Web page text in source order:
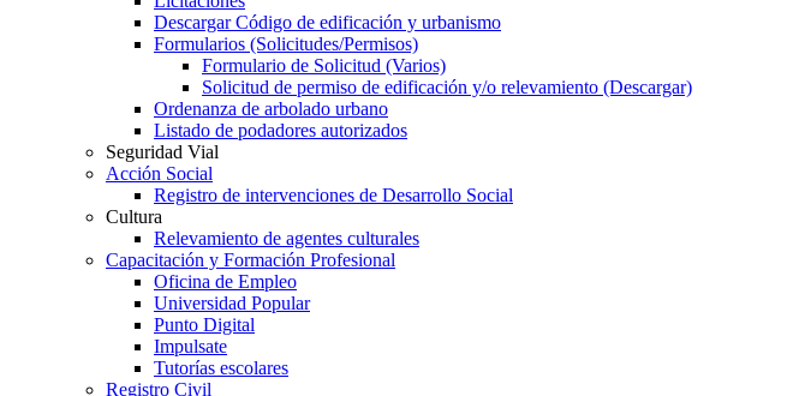
Descargar Código de edificación y urbanismo
Formularios (Solicitudes/Permisos)
Formulario de Solicitud (Varios)
Solicitud de permiso de edificación y/o relevamiento (Descargar)
Ordenanza de arbolado urbano
Listado de podadores autorizados
Seguridad Vial
Acción Social
Registro de intervenciones de Desarrollo Social
Cultura
Relevamiento de agentes culturales
Capacitación y Formación Profesional
Oficina de Empleo
Universidad Popular
Punto Digital
Impulsate
Tutorías escolares
Registro Civil